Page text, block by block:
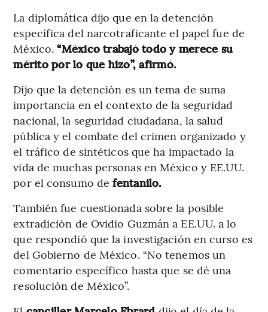
La diplomática dijo que en la detención
específica del narcotraficante el papel fue de
México. “México trabajó todo y merece su
mérito por lo que hizo”, afirmó.
Dijo que la detención es un tema de suma
importancia en el contexto de la seguridad
nacional, la seguridad ciudadana, la salud
pública y el combate del crimen organizado y
el tráfico de sintéticos que ha impactado la
vida de muchas personas en México y EE.UU.
por el consumo de fentanilo.
También fue cuestionada sobre la posible
extradición de Ovidio Guzmán a EE.UU. a lo
que respondió que la investigación en curso es
del Gobierno de México. “No tenemos un
comentario específico hasta que se dé una
resolución de México”.